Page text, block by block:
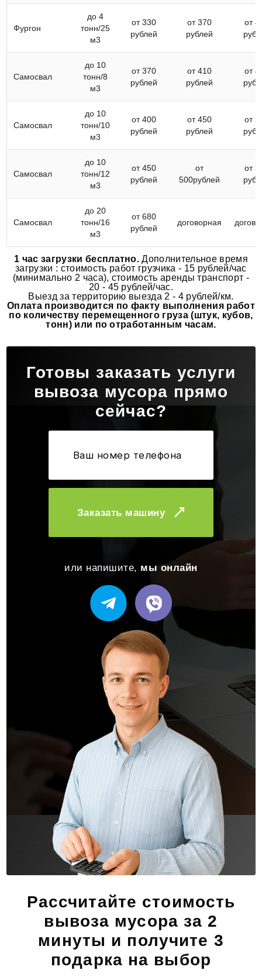
Фургон
до 4
тонн/25
м3
от 330
рублей
от 370
рублей
от
Самосвал
до 10
тонн/8
м3
от 370
рублей
от 410
рублей
от
Самосвал
до 10
тонн/10
м3
от 400
рублей
от 450
рублей
от
Самосвал
до 10
тонн/12
м3
от 450
рублей
от
500рублей
от
Самосвал
до 20
тонн/16
м3
от 680
рублей
договорная
1 час загрузки бесплатно. Дополнительное время
загрузки : стоимость работ грузчика - 15 рублей/час
(минимально 2 часа), стоимость аренды транспорт -
20 - 45 рублей/час.
Выезд за территорию выезда 2 - 4 рублей/км.
Оплата производится по факту выполнения работ
по количеству перемещенного груза (штук, кубов,
тонн) или по отработанным часам.
Готовы заказать услуги
вывоза мусора прямо
сейчас?
Заказать машину
или напишите, мы онлайн
Рассчитайте стоимость
вывоза мусора за 2
минуты и получите 3
подарка на выбор